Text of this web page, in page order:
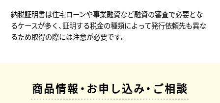
納税証明書は住宅ローンや事業融資など融資の審査で必要とな
るケースが多く、証明する税金の種類によって発行依頼先も異な
るため取得の際には注意が必要です。
商品情報・お申し込み・ご相談